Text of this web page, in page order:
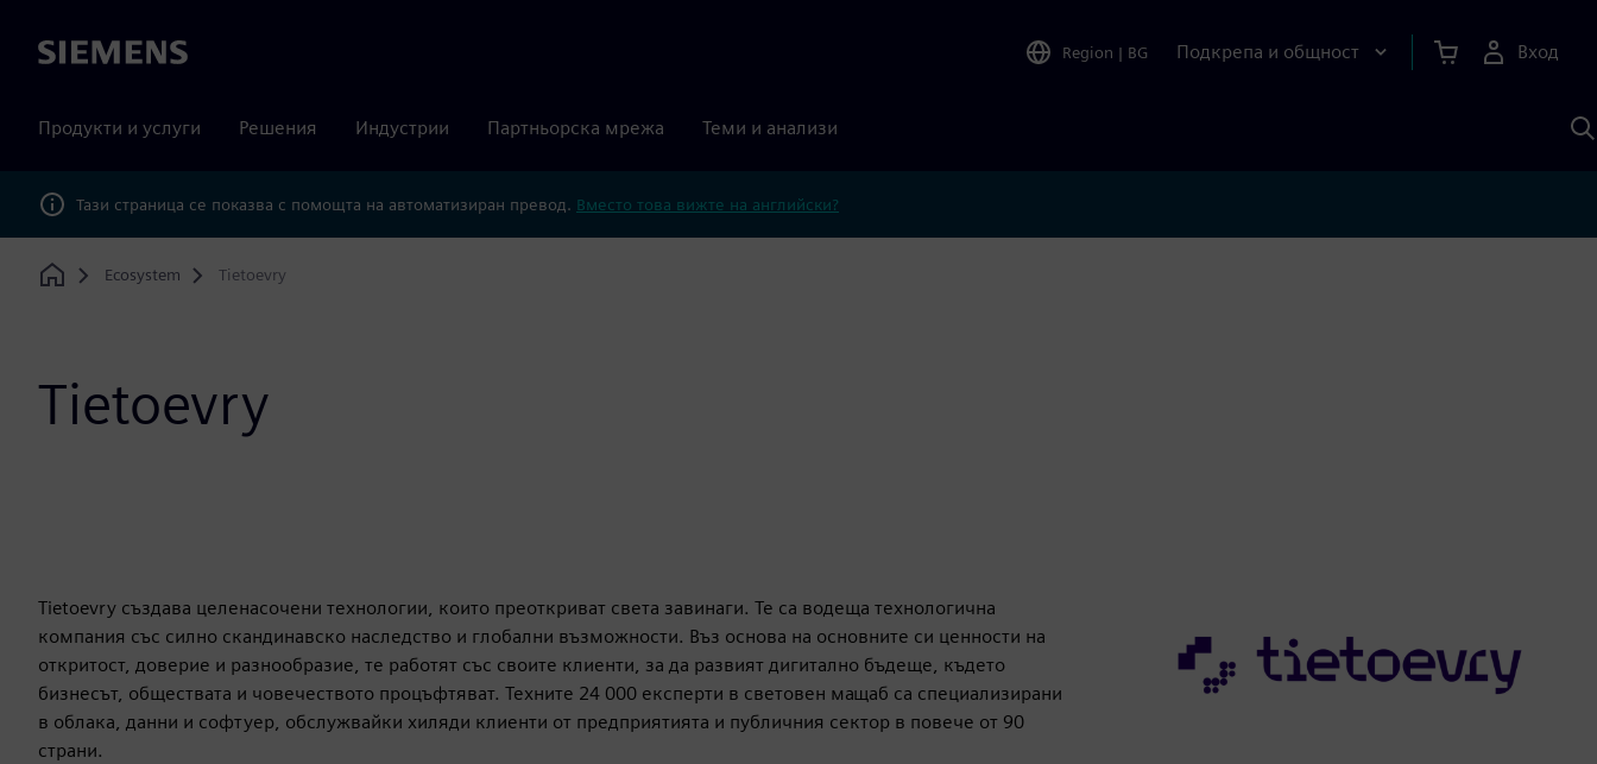
Siemens Region | BG Подкрепа и общност Вход
Продукти и услуги Решения Индустрии Партньорска мрежа Теми и анализи
с
Тази страница се показва с помощта на автоматизиран превод. Вместо това вижте на английски?
Home
Ecosystem Tietoevry
Tietoevry
Tietoevry създава целенасочени технологии, които преоткриват света завинаги. Те са водеща технологична
компания със силно скандинавско наследство и глобални възможности. Въз основа на основните си ценности на
откритост, доверие и разнообразие, те работят със своите клиенти, за да развият дигитално бъдеще, където
бизнесът, обществата и човечеството процъфтяват. Техните 24 000 експерти в световен мащаб са специализирани
в облака, данни и софтуер, обслужвайки хиляди клиенти от предприятията и публичния сектор в повече от 90
страни.